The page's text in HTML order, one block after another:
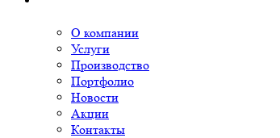
О компании
Услуги
Производство
Портфолио
Новости
Акции
Контакты